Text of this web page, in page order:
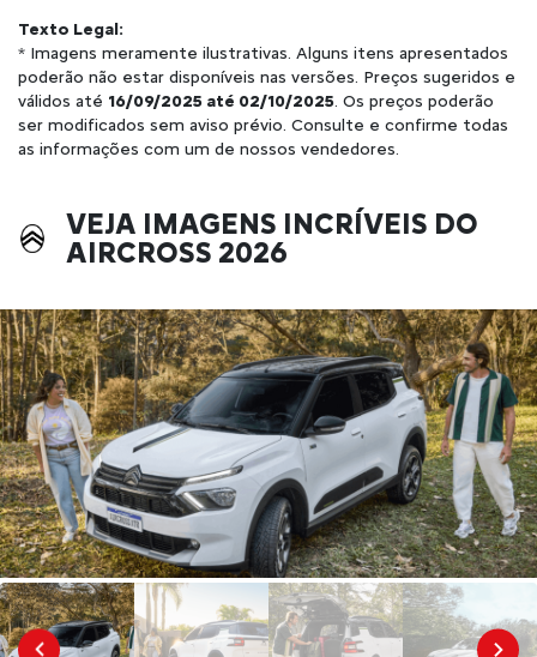
Texto Legal:
* Imagens meramente ilustrativas. Alguns itens apresentados
poderão não estar disponíveis nas versões. Preços sugeridos e
válidos até 16/09/2025 até 02/10/2025. Os preços poderão
ser modificados sem aviso prévio. Consulte e confirme todas
as informações com um de nossos vendedores.
VEJA IMAGENS INCRÍVEIS DO
AIRCROSS 2026